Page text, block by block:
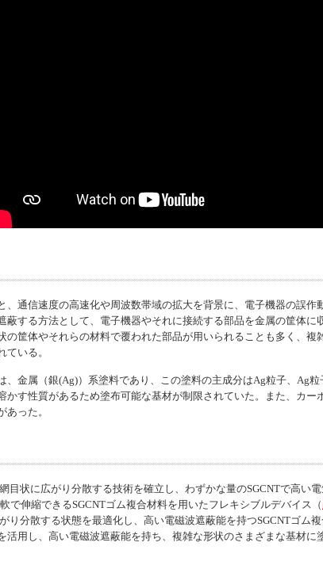
通信速度の高速化や周波数帯域の拡大を背景に、電子機器の誤
蔽する方法として、電子機器やそれに接続する部品を金属の筐体
の筐体やそれらの材料で覆われた部品が用いられることも多く、
いる。
金属（銀(Ag)）系塗料であり、この塗料の主成分はAg粒子、Ag
かす性質があるため塗布可能な基材が制限されていた。また、カ
った。
目状に広がり分散する技術を確立し、わずかな量のSGCNTで高い
で伸縮できるSGCNTゴム複合材料を用いたフレキシブルデバイス（
り分散する状態を最適化し、高い電磁波遮蔽能を持つSGCNTゴム
用し、高い電磁波遮蔽能を持ち、複雑な形状のさまざまな基材